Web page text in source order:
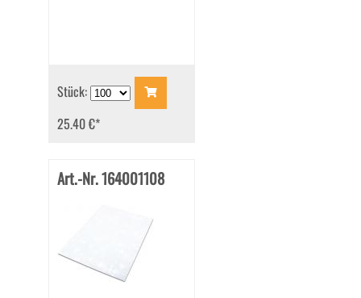
Stück:
25.40 €*
Art.-Nr. 164001108